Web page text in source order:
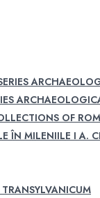
OF
ÎN MILENIILE I A.